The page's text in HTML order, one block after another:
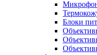
Блоки